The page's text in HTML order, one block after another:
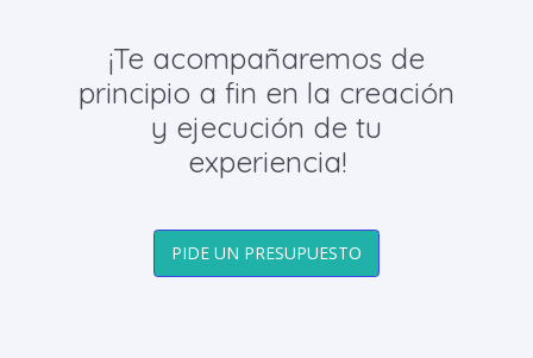
¡Te acompañaremos de
principio a fin en la creación
y ejecución de tu
experiencia!
PIDE UN PRESUPUESTO